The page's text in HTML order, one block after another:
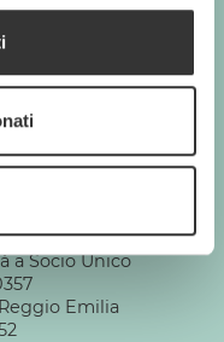
a Socio Unico
Emilia